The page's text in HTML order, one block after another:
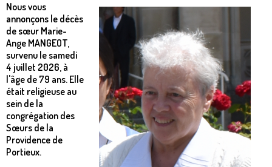
Nous vous
annonçons le décès
de sœur Marie-
Ange MANGEOT,
survenu le samedi
4 juillet 2026, à
l'âge de 79 ans. Elle
était religieuse au
sein de la
congrégation des
Sœurs de la
Providence de
Portieux.